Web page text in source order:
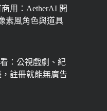
用：AetherAI 開
素風角色與道具
：公視戲劇、紀
註冊就能無廣告